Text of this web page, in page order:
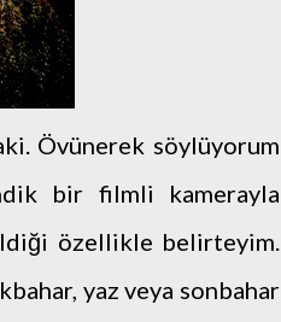
Övünerek söylüyorum
bir filmli kamerayla
özellikle belirteyim.
yaz veya sonbahar